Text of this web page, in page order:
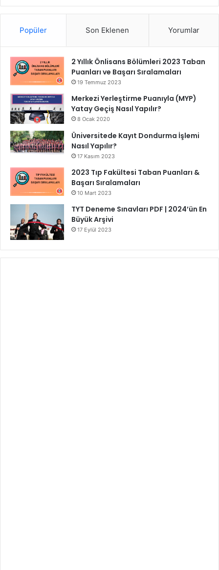
Popüler Son Eklenen Yorumlar
2 Yıllık Önlisans Bölümleri 2023 Taban
Puanları ve Başarı Sıralamaları
19 Temmuz 2023
Merkezi Yerleştirme Puanıyla (MYP)
Yatay Geçiş Nasıl Yapılır?
8 Ocak 2020
Üniversitede Kayıt Dondurma İşlemi
Nasıl Yapılır?
17 Kasım 2023
2023 Tıp Fakültesi Taban Puanları &
Başarı Sıralamaları
10 Mart 2023
TYT Deneme Sınavları PDF | 2024’ün En
Büyük Arşivi
17 Eylül 2023